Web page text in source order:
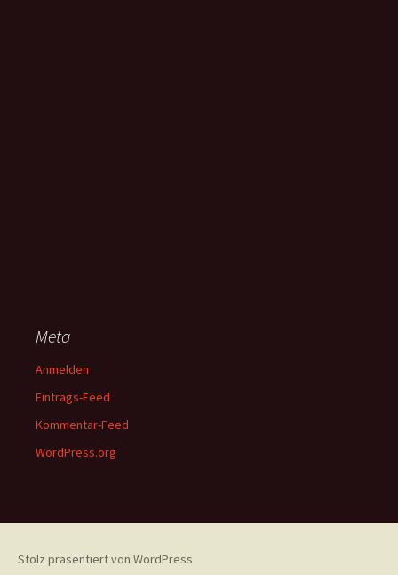
Meta
Anmelden
Eintrags-Feed
Kommentar-Feed
WordPress.org
Stolz präsentiert von WordPress